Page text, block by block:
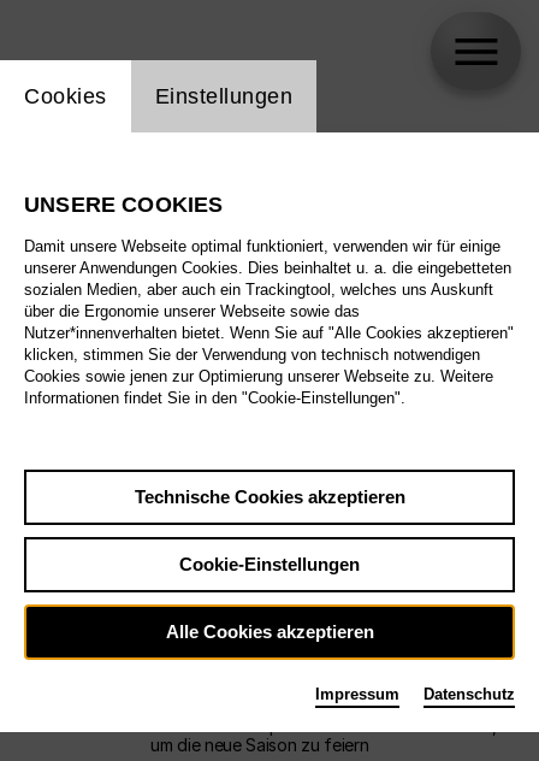
Alle Sparten
Alle Spielstätten
Alle Merkmale
Sa29.8.
Großes Haus
12:00 Eröffnungswochenende
um die neue Saison zu feiern
Einstellung Website Cookie
Cookies Einstellungen
UNSERE COOKIES
Damit unsere Webseite optimal funktioniert, verwenden wir für einige
unserer Anwendungen Cookies. Dies beinhaltet u. a. die eingebetteten
sozialen Medien, aber auch ein Trackingtool, welches uns Auskunft
über die Ergonomie unserer Webseite sowie das
Nutzer*innenverhalten bietet. Wenn Sie auf "Alle Cookies akzeptieren"
klicken, stimmen Sie der Verwendung von technisch notwendigen
Cookies sowie jenen zur Optimierung unserer Webseite zu. Weitere
Informationen findet Sie in den "Cookie-Einstellungen".
Technische Cookies akzeptieren
Cookie-Einstellungen
Alle Cookies akzeptieren
Impressum Datenschutz